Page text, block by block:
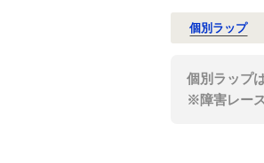
個別ラップ
個別ラップ
※障害レー